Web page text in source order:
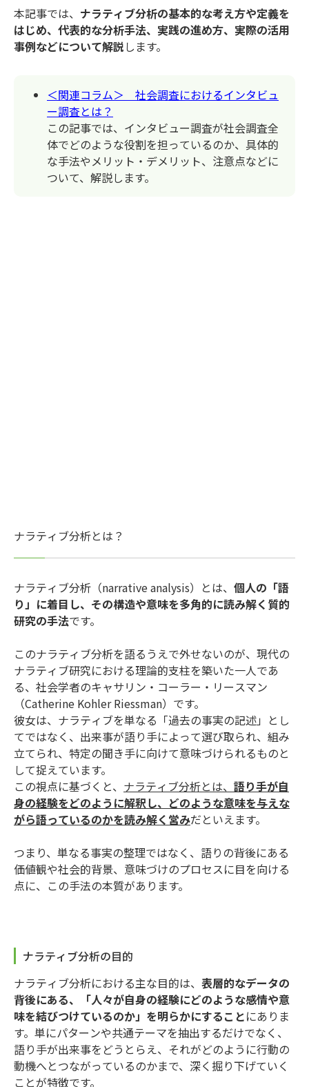
本記事では、 ナラティブ分析の基本的な考え方や定義を
はじめ、代表的な分析手法、実践の進め方、実際の活用
事例などについて解説します。
＜関連コラム＞ 社会調査におけるインタビュ
ー調査とは？
この記事では、インタビュー調査が社会調査全
体でどのような役割を担っているのか、具体的
な手法やメリット・デメリット、注意点などに
ついて、解説します。
ナラティブ分析とは？
ナラティブ分析（narrative analysis）とは、 個人の「語
り」に着目し、その構造や意味を多角的に読み解く質的
研究の手法です。
このナラティブ分析を語るうえで外せないのが、現代の
ナラティブ研究における理論的支柱を築いた一人であ
る、社会学者のキャサリン・コーラー・リースマン
（Catherine Kohler Riessman）です。
彼女は、ナラティブを単なる「過去の事実の記述」とし
てではなく、出来事が語り手によって選び取られ、組み
立てられ、特定の聞き手に向けて意味づけられるものと
して捉えています。
この視点に基づくと、 ナラティブ分析とは、 語り手が自
身の経験をどのように解釈し、どのような意味を与えな
がら語っているのかを読み解く営みだといえます。
つまり、単なる事実の整理ではなく、語りの背後にある
価値観や社会的背景、意味づけのプロセスに目を向ける
点に、この手法の本質があります。
ナラティブ分析の目的
ナラティブ分析における主な目的は、 表層的なデータの
背後にある、「人々が自身の経験にどのような感情や意
味を結びつけているのか」を明らかにすることにありま
す。単にパターンや共通テーマを抽出するだけでなく、
語り手が出来事をどうとらえ、それがどのように行動の
動機へとつながっているのかまで、深く掘り下げていく
ことが特徴です。